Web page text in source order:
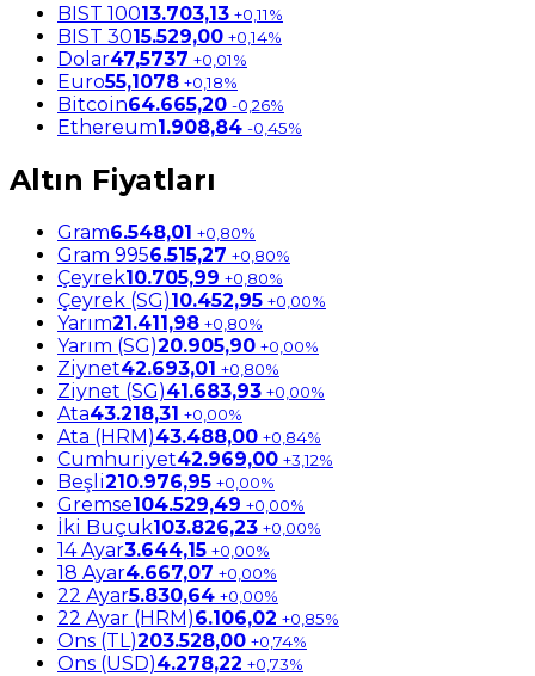
BIST 10013.703,13 +0,11%
BIST 3015.529,00 +0,14%
Dolar47,5737 +0,01%
Euro55,1078 +0,18%
Bitcoin64.665,20 -0,26%
Ethereum1.908,84 -0,45%
Altın Fiyatları
Gram6.548,01 +0,80%
Gram 9956.515,27 +0,80%
Çeyrek10.705,99 +0,80%
Çeyrek (SG)10.452,95 +0,00%
Yarım21.411,98 +0,80%
Yarım (SG)20.905,90 +0,00%
Ziynet42.693,01 +0,80%
Ziynet (SG)41.683,93 +0,00%
Ata43.218,31 +0,00%
Ata (HRM)43.488,00 +0,84%
Cumhuriyet42.969,00 +3,12%
Beşli210.976,95 +0,00%
Gremse104.529,49 +0,00%
İki Buçuk103.826,23 +0,00%
14 Ayar3.644,15 +0,00%
18 Ayar4.667,07 +0,00%
22 Ayar5.830,64 +0,00%
22 Ayar (HRM)6.106,02 +0,85%
Ons (TL)203.528,00 +0,74%
Ons (USD)4.278,22 +0,73%